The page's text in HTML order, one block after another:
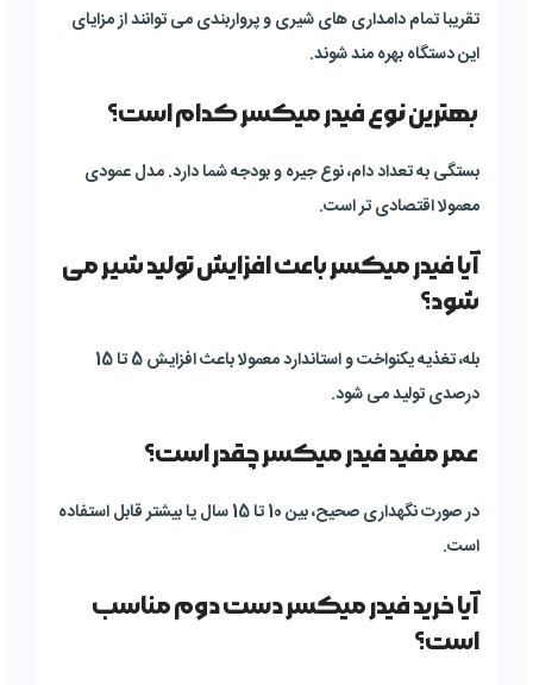
تقریبا تمام دامداری های شیری و پرواربندی می توانند از مزایای
این دستگاه بهره مند شوند.
بهترین نوع فیدر میکسر کدام است؟
بستگی به تعداد دام، نوع جیره و بودجه شما دارد. مدل عمودی
معمولا اقتصادی تر است.
آیا فیدر میکسر باعث افزایش تولید شیر می
شود؟
بله، تغذیه یکنواخت و استاندارد معمولا باعث افزایش 5 تا 15
درصدی تولید می شود.
عمر مفید فیدر میکسر چقدر است؟
در صورت نگهداری صحیح، بین 10 تا 15 سال یا بیشتر قابل استفاده
است.
آیا خرید فیدر میکسر دست دوم مناسب
است؟